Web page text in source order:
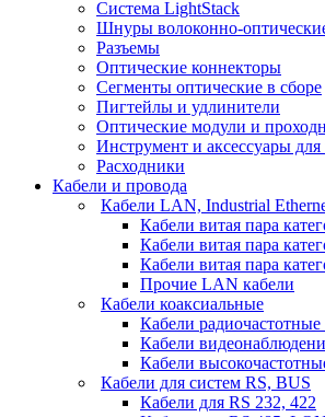
Система LightStack
Шнуры волоконно-
Разъемы
Оптические коннекторы
Сегменты оптические в сборе
Пигтейлы и удлинители
Оптические модули и
Инструмент и аксессуары
Расходники
Кабели и провода
Кабели LAN, Industrial
Кабели витая пара
Кабели витая пара
Кабели витая пара
Прочие LAN кабели
Кабели коаксиальные
Кабели
Кабели
Кабели
Кабели для систем RS, BUS
Кабели для RS 232, 422